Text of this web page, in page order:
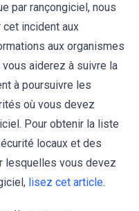
par rançongiciel, nous
incident aux
aux organismes
aiderez à suivre la
à poursuivre les
où vous devez
Pour obtenir la liste
locaux et des
lesquelles vous devez
lisez cet article.